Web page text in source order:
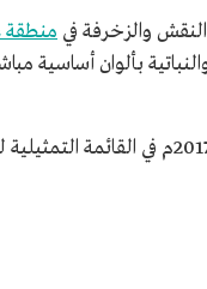
والزخرفة في منطقة
بألوان أساسية
أُدرجَ فن القَط العسيري عام 1439هـ/